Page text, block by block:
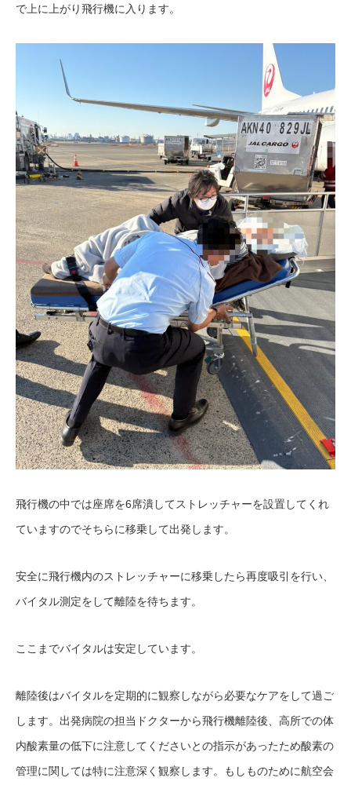
で上に上がり飛行機に入ります。
飛行機の中では座席を6席潰してストレッチャーを設置してくれ
ていますのでそちらに移乗して出発します。
安全に飛行機内のストレッチャーに移乗したら再度吸引を行い、
バイタル測定をして離陸を待ちます。
ここまでバイタルは安定しています。
離陸後はバイタルを定期的に観察しながら必要なケアをして過ご
します。出発病院の担当ドクターから飛行機離陸後、高所での体
内酸素量の低下に注意してくださいとの指示があったため酸素の
管理に関しては特に注意深く観察します。もしものために航空会